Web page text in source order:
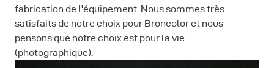
fabrication de l'équipement. Nous sommes très
satisfaits de notre choix pour Broncolor et nous
pensons que notre choix est pour la vie
(photographique).